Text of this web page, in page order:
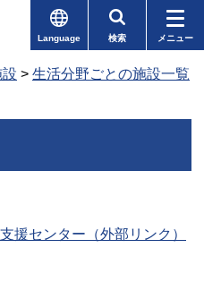
Language 検索 メニュー
> 生活分野ごとの施設一覧
援センター（外部リンク）